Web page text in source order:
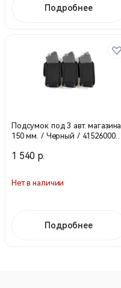
Подробнее
Подсумок под 3 авт. магазина
150 мм. / Черный / 41526000
1 540 р.
Нет в наличии
Подробнее